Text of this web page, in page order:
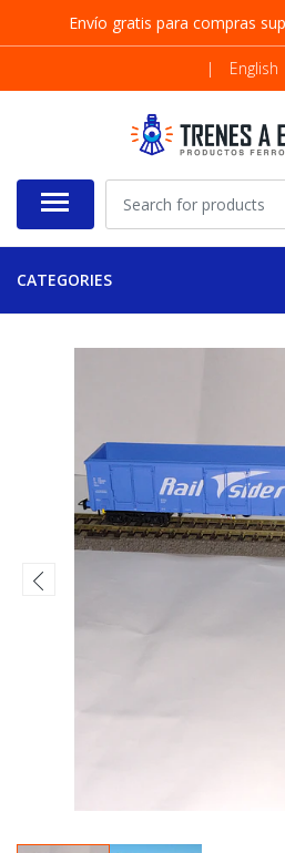
Envío gratis para compras
| English
CATEGORIES